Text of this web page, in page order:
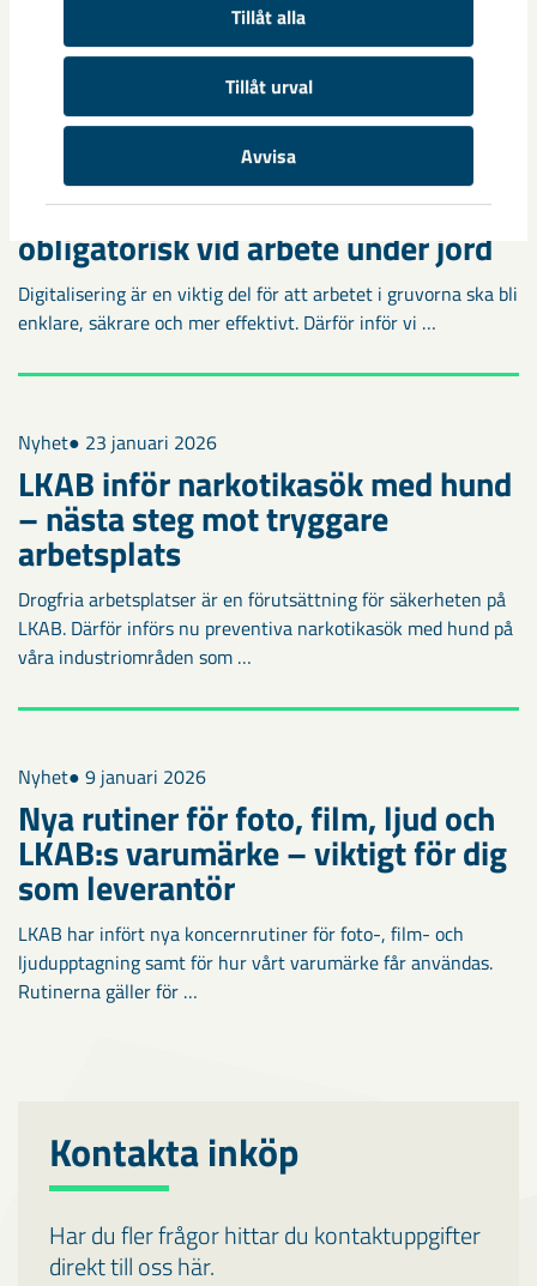
Tillåt alla
Tillåt urval
Avvisa
leverantör
Ny digital säkerhetslösning
obligatorisk vid arbete under jord
Digitalisering är en viktig del för att arbetet i gruvorna ska bli
enklare, säkrare och mer effektivt. Därför inför vi …
Nyhet● 23 januari 2026
LKAB inför narkotikasök med hund
– nästa steg mot tryggare
arbetsplats
Drogfria arbetsplatser är en förutsättning för säkerheten på
LKAB. Därför införs nu preventiva narkotikasök med hund på
våra industriområden som …
Nyhet● 9 januari 2026
Nya rutiner för foto, film, ljud och
LKAB:s varumärke – viktigt för dig
som leverantör
LKAB har infört nya koncernrutiner för foto-, film- och
ljudupptagning samt för hur vårt varumärke får användas.
Rutinerna gäller för …
Kontakta inköp
Har du fler frågor hittar du kontaktuppgifter
direkt till oss här.